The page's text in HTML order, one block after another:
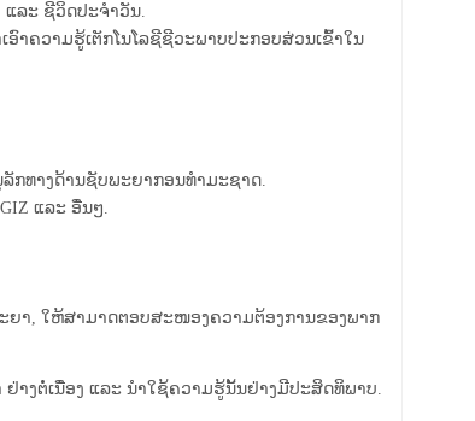
ລະ ຊີວິດປະຈຳວັນ.
ຄວາມຮູ້ເຕັກໂນໂລຊີຊີວະພາບປະກອບສ່ວນເຂົ້າໃນ
ກທາງດ້ານຊັບພະຍາກອນທຳມະຊາດ.
ແລະ ອື່ນໆ.
າ, ໃຫ້ສາມາດຕອບສະໜອງຄວາມຕ້ອງການຂອງພາກ
າງຕໍ່ເນື່ອງ ແລະ ນຳໃຊ້ຄວາມຮູ້ນັ້ນຢ່າງມີປະສິດທິພາບ.